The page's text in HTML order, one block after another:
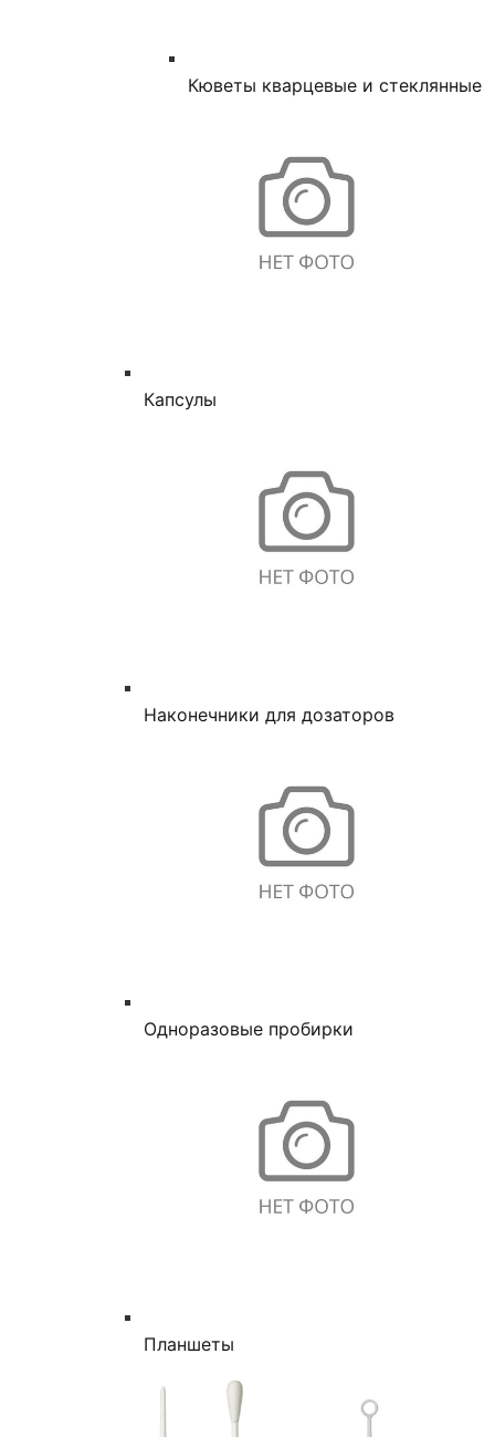
Кюветы кварцевые и стеклянные
Капсулы
Наконечники для дозаторов
Одноразовые пробирки
Планшеты